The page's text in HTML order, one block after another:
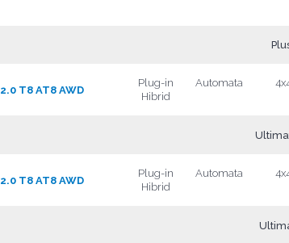
2.0 T8 AT8 AWD
Plug-in
Hibrid
Automata
2.0 T8 AT8 AWD
Plug-in
Hibrid
Automata